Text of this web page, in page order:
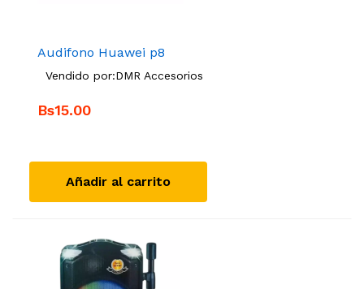
Audifono Huawei p8
Vendido por:DMR Accesorios
Bs15.00
Añadir al carrito